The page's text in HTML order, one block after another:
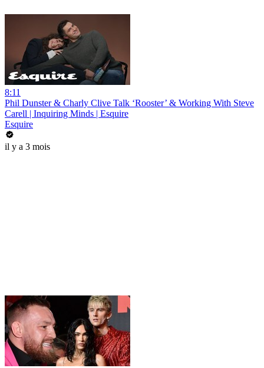
8:11
Phil Dunster & Charly Clive Talk ‘Rooster’ & Working With Steve
Carell | Inquiring Minds | Esquire
Esquire
il y a 3 mois